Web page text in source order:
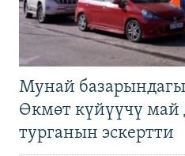
Мунай
Өкмөт күйүүчү май
турганын эскертти